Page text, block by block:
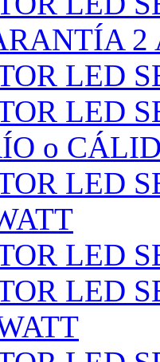
2
LED
LED
o
LED
LED
LED